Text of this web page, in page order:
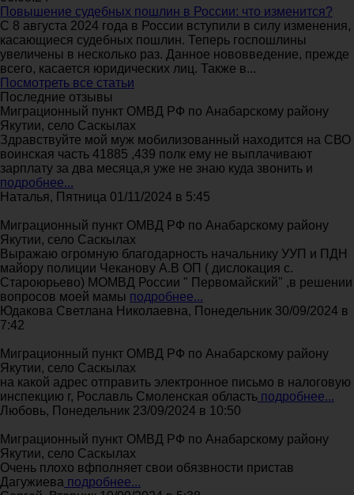
Повышение судебных пошлин в России: что изменится?
С 8 августа 2024 года в России вступили в силу изменения,
касающиеся судебных пошлин. Теперь госпошлины
увеличены в несколько раз. Данное нововведение, прежде
всего, касается юридических лиц. Также в...
Посмотреть все статьи
Последние отзывы
Миграционный пункт ОМВД РФ по Анабарскому району
Якутии, село Саскылах
Здравствуйте мой муж мобилизованный находится на СВО
воинская часть 41885 ,439 полк ему не выплачивают
зарплату за два месяца,я уже не знаю куда звонить и
подробнее...
Наталья, Пятница 01/11/2024 в 5:45
Миграционный пункт ОМВД РФ по Анабарскому району
Якутии, село Саскылах
Выражаю огромную благодарность начальнику УУП и ПДН
майору полиции Чеканову А.В ОП ( дислокация с.
Староюрьево) МОМВД России " Первомайский" ,в решении
вопросов моей мамы подробнее...
Юдакова Светлана Николаевна, Понедельник 30/09/2024 в
7:42
Миграционный пункт ОМВД РФ по Анабарскому району
Якутии, село Саскылах
на какой адрес отправить электронное письмо в налоговую
инспекцию г, Рославль Смоленская область подробнее...
Любовь, Понедельник 23/09/2024 в 10:50
Миграционный пункт ОМВД РФ по Анабарскому району
Якутии, село Саскылах
Очень плохо вфполняет свои обязвности пристав
Дагужиева подробнее...